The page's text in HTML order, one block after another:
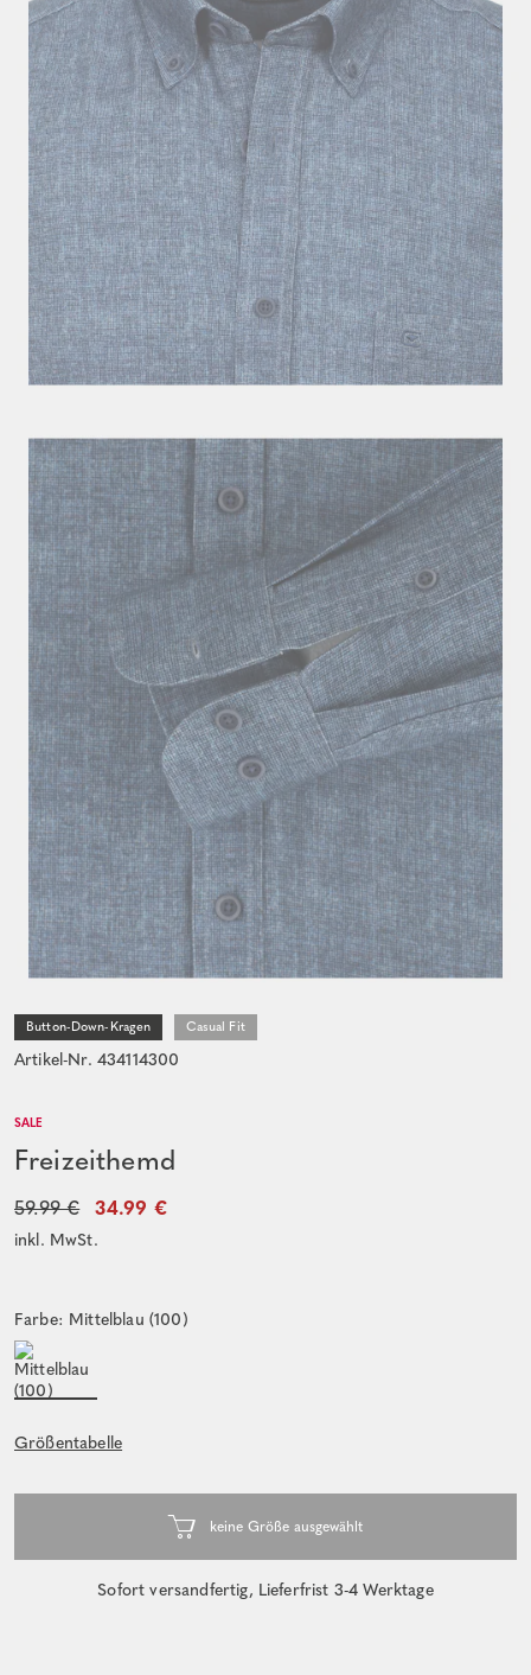
Button-Down-Kragen Casual Fit
Artikel-Nr. 434114300
SALE
Freizeithemd
59.99 € 34.99 €
inkl. MwSt.
Farbe: Mittelblau (100)
Größentabelle
Sofort versandfertig, Lieferfrist 3-4 Werktage